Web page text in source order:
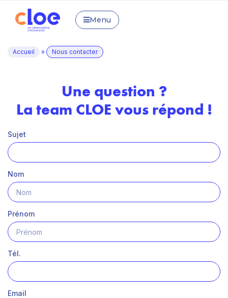
Menu
Accueil » Nous contacter
Une question ?
La team CLOE vous répond !
Sujet
Nom
Prénom
Tél.
Email